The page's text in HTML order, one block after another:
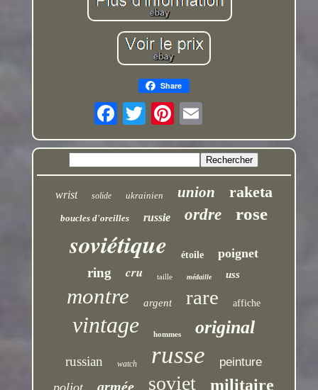
Share
wrist solide ukrainien union raketa
boucles d'oreilles russie ordre rose
soviétique étoile poignet
ring cru taille médaille uss
montre argent rare affiche
vintage hommes original
russian watch russe peinture
poljot armée soviet militaire